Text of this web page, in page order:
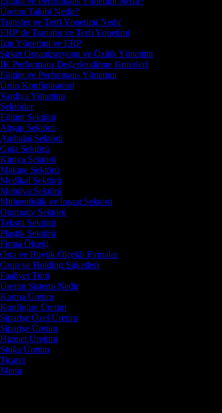
Üretim Takibi Nedir?
Transfer ve Terfi Yönetimi Nedir
ERP’de Transfer ve Terfi Yönetimi
İzin Yönetimi ve ERP
Şirket Organizasyonu ve Özlük Yönetimi
İK Performans Değerlendirme Kriterleri
Eğitim ve Performans Yönetimi
Ürün Konfigüratörü
Vardiya Yönetimi
Sektörler
Eğitim Sektörü
Ahşap Sektörü
Ambalaj Sektörü
Gıda Sektörü
Kimya Sektörü
Makine Sektörü
Medikal Sektörü
Mobilya Sektörü
Mühendislik ve İnşaat Sektörü
Otomotiv Sektörü
Tekstil Sektörü
Plastik Sektörü
Firma Ölçeği
Orta ve Büyük Ölçekli Firmalar
Grup ve Holding Şirketleri
Faaliyet Türü
Üretim Sistemi Nedir
Karma Üretim
Konfigüre Üretim
Siparişe Özel Üretim
Siparişe Üretim
Hizmet Üretimi
Stoğa Üretim
Ticaret
Menu